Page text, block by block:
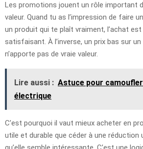
Les promotions jouent un rôle important
valeur. Quand tu as l’impression de faire
un produit qui te plaît vraiment, l’achat
satisfaisant. À l’inverse, un prix bas sur
n’apporte pas de vraie valeur.
Lire aussi : Astuce pour
électrique
C’est pourquoi il vaut mieux acheter en
utile et durable que céder à une réduction